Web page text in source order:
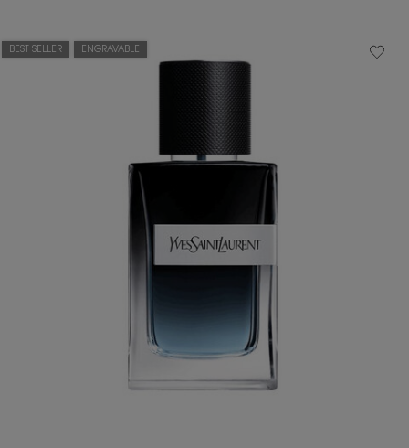
ค่า
BEST SELLER ENGRAVABLE